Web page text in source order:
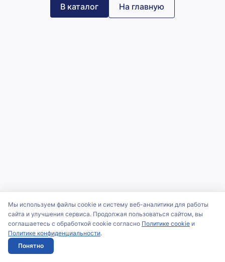
В каталог На главную
Мы используем файлы cookie и систему веб-аналитики для работы
сайта и улучшения сервиса. Продолжая пользоваться сайтом, вы
соглашаетесь с обработкой cookie согласно Политике cookie и
Политике конфиденциальности.
Понятно